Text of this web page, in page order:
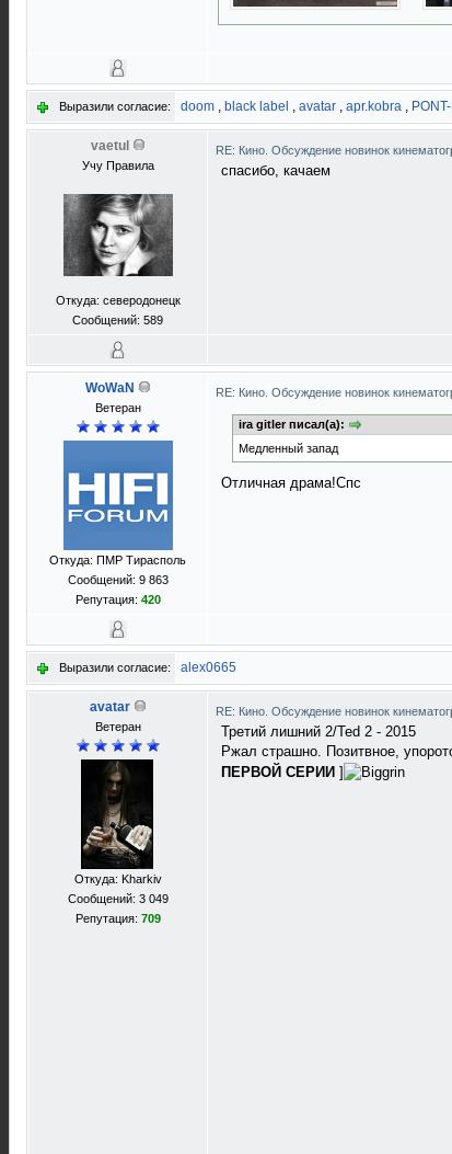
Выразили согласие: doom , black label , avatar , apr.kobra ,
vaetul
Учу Правила
Откуда: северодонецк
Сообщений: 589
RE: Кино. Обсуждение новинок
спасибо, качаем
WoWaN
Ветеран
Откуда: ПМР Тирасполь
Сообщений: 9 863
Репутация: 420
RE: Кино. Обсуждение новинок
ira gitler писал(а):
Медленный запад
Отличная драма!Спс
Выразили согласие: alex0665
avatar
Ветеран
Откуда: Kharkiv
Сообщений: 3 049
Репутация: 709
RE: Кино. Обсуждение новинок
Третий лишний 2/Ted 2 - 2015
Ржал страшно. Позитвное,
ПЕРВОЙ СЕРИИ ]